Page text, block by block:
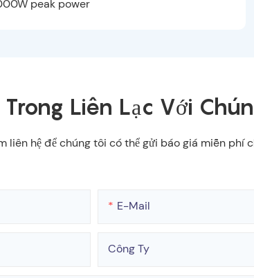
Liên Lạc Với
liên hệ để chúng tôi có thể gửi báo giá miễn phí
E-Mail
Công Ty